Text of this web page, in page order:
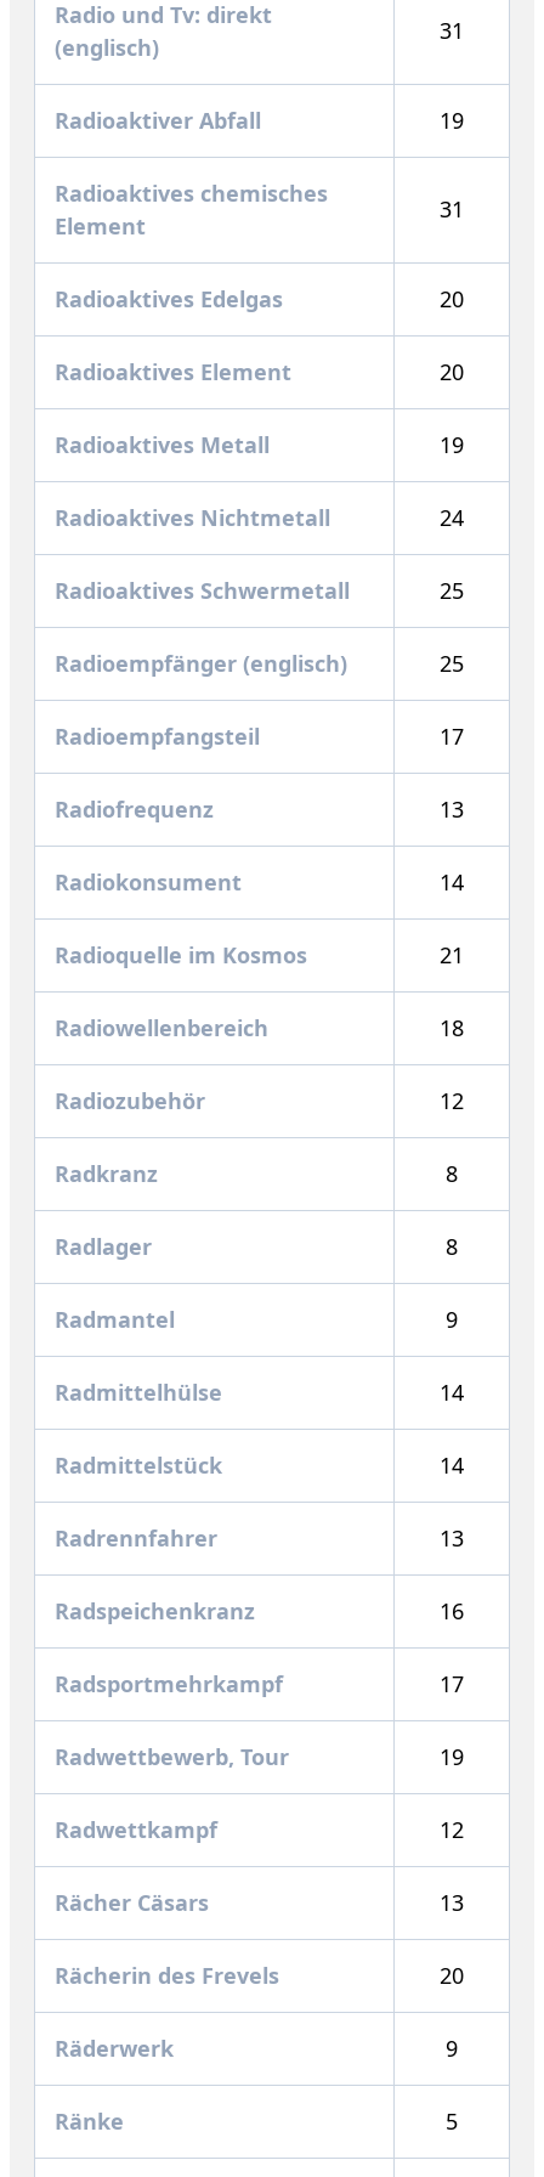
Radio und Tv: direkt
(englisch)
31
Radioaktiver Abfall 19
Radioaktives chemisches
Element
31
Radioaktives Edelgas 20
Radioaktives Element 20
Radioaktives Metall 19
Radioaktives Nichtmetall 24
Radioaktives Schwermetall 25
Radioempfänger (englisch) 25
Radioempfangsteil 17
Radiofrequenz 13
Radiokonsument 14
Radioquelle im Kosmos 21
Radiowellenbereich 18
Radiozubehör 12
Radkranz 8
Radlager 8
Radmantel 9
Radmittelhülse 14
Radmittelstück 14
Radrennfahrer 13
Radspeichenkranz 16
Radsportmehrkampf 17
Radwettbewerb, Tour 19
Radwettkampf 12
Rächer Cäsars 13
Rächerin des Frevels 20
Räderwerk 9
Ränke 5